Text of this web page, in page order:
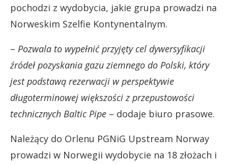
pochodzi z wydobycia, jakie grupa prowadzi na
Norweskim Szelfie Kontynentalnym.
– Pozwala to wypełnić przyjęty cel dywersyfikacji
źródeł pozyskania gazu ziemnego do Polski, który
jest podstawą rezerwacji w perspektywie
długoterminowej większości z przepustowości
technicznych Baltic Pipe – dodaje biuro prasowe.
Należący do Orlenu PGNiG Upstream Norway
prowadzi w Norwegii wydobycie na 18 złożach i